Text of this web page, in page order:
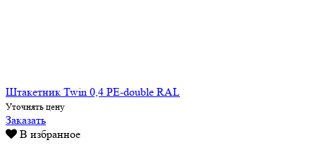
Штакетник Twin 0,4 PE-double RAL
Уточнять цену
Заказать
В избранное